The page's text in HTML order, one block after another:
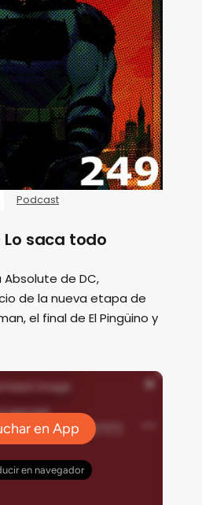
Podcast
saca todo
de DC,
de la nueva etapa de
el final de El Pingüino y